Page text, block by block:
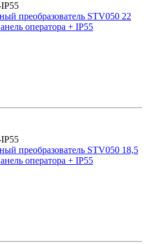
преобразователь STV050 22
оператора + IP55
преобразователь STV050 18,5
оператора + IP55